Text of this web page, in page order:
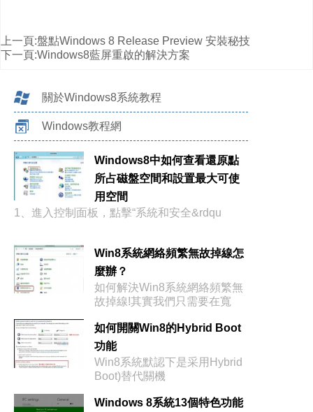
上一頁:盤點Windows 8 Release Preview 安裝秘技
下一頁:Windows8藍屏重啟的解決方案
關於Windows8系統教程
Windows教程網
Windows8中如何查看還原點
所占磁盤空間和設置最大可使
用空間
1、進入控制面板，點擊“系統和安全&rdqu
Win8系統網絡頻繁無故掉線怎
麼辦？
如何解決Win8系統網絡頻繁無
故掉線!其實我們只需要在寬
如何開關Win8的Hybrid Boot
功能
Win8系統默認下是采用Hybrid
Boot)替代關機
Windows 8系統13個特色功能